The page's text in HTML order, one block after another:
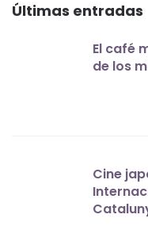
Últimas entradas
El café
de los
Cine